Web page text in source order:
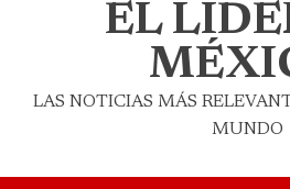
EL
LAS NOTICIAS MÁS
MUNDO